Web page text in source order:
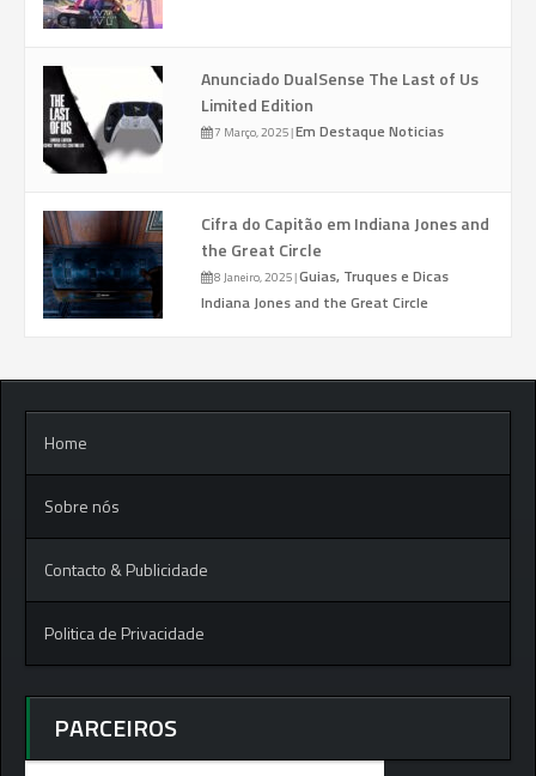
Anunciado DualSense The Last of Us
Limited Edition
7 Março, 2025|Em Destaque Noticias
Cifra do Capitão em Indiana Jones and
the Great Circle
8 Janeiro, 2025|Guias, Truques e Dicas
Indiana Jones and the Great Circle
Home
Sobre nós
Contacto & Publicidade
Politica de Privacidade
PARCEIROS